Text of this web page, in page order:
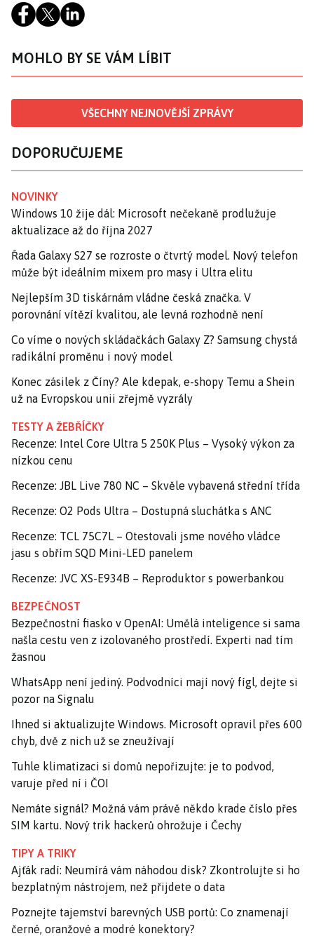
MOHLO BY SE VÁM LÍBIT
VŠECHNY NEJNOVĚJŠÍ ZPRÁVY
DOPORUČUJEME
NOVINKY
Windows 10 žije dál: Microsoft nečekaně prodlužuje
aktualizace až do října 2027
Řada Galaxy S27 se rozroste o čtvrtý model. Nový telefon
může být ideálním mixem pro masy i Ultra elitu
Nejlepším 3D tiskárnám vládne česká značka. V
porovnání vítězí kvalitou, ale levná rozhodně není
Co víme o nových skládačkách Galaxy Z? Samsung chystá
radikální proměnu i nový model
Konec zásilek z Číny? Ale kdepak, e-shopy Temu a Shein
už na Evropskou unii zřejmě vyzrály
TESTY A ŽEBŘÍČKY
Recenze: Intel Core Ultra 5 250K Plus – Vysoký výkon za
nízkou cenu
Recenze: JBL Live 780 NC – Skvěle vybavená střední třída
Recenze: O2 Pods Ultra – Dostupná sluchátka s ANC
Recenze: TCL 75C7L – Otestovali jsme nového vládce
jasu s obřím SQD Mini-LED panelem
Recenze: JVC XS-E934B – Reproduktor s powerbankou
BEZPEČNOST
Bezpečnostní fiasko v OpenAI: Umělá inteligence si sama
našla cestu ven z izolovaného prostředí. Experti nad tím
žasnou
WhatsApp není jediný. Podvodníci mají nový fígl, dejte si
pozor na Signalu
Ihned si aktualizujte Windows. Microsoft opravil přes 600
chyb, dvě z nich už se zneužívají
Tuhle klimatizaci si domů nepořizujte: je to podvod,
varuje před ní i ČOI
Nemáte signál? Možná vám právě někdo krade číslo přes
SIM kartu. Nový trik hackerů ohrožuje i Čechy
TIPY A TRIKY
Ajťák radí: Neumírá vám náhodou disk? Zkontrolujte si ho
bezplatným nástrojem, než přijdete o data
Poznejte tajemství barevných USB portů: Co znamenají
černé, oranžové a modré konektory?